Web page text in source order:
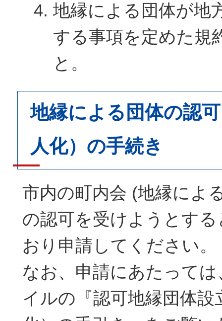
地縁による団体が地
する事項を定めた規
と。
地縁による団体の認
人化）の手続き
市内の町内会 (地縁によ
の認可を受けようとす
おり申請してください。
なお、申請にあたって
イルの『認可地縁団体設